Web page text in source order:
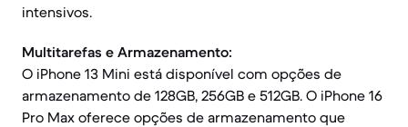
intensivos.
Multitarefas e Armazenamento:
O iPhone 13 Mini está disponível com opções de
armazenamento de 128GB, 256GB e 512GB. O iPhone 16
Pro Max oferece opções de armazenamento que